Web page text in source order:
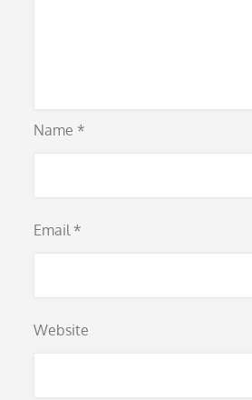
Name *
Email *
Website